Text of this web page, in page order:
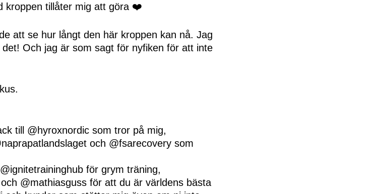
kroppen tillåter mig att göra ❤️
att se hur långt den här kroppen kan nå. Jag
Och jag är som sagt för nyfiken för att inte
till @hyroxnordic som tror på mig,
och @fsarecovery som
för grym träning,
@mathiasguss för att du är världens bästa